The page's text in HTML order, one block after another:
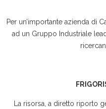
Per un’importante azienda di
ad un Gruppo Industriale
La risorsa, a diretto riporto